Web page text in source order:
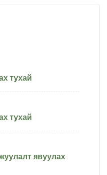
тухай
тухай
явуулах